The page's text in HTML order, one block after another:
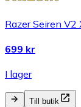
Razer Seiren V2
699 kr
I lager
Till butik